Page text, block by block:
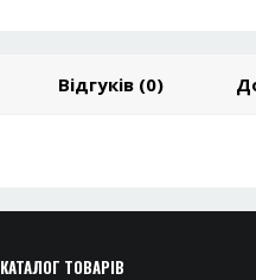
Відгуків (0)
КАТАЛОГ ТОВАРІВ